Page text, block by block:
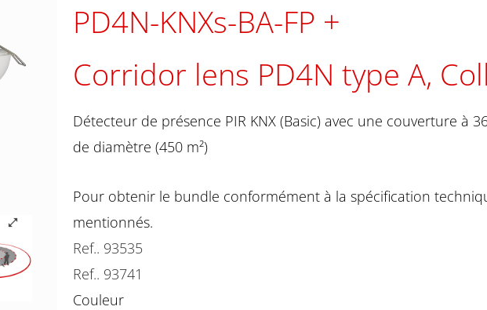
PD4N-KNXs-BA-FP
Corridor lens PD4N type A,
Détecteur de présence PIR KNX (Basic) avec une couverture à
de diamètre (450 m²)
Pour obtenir le bundle conformément à la spécification
mentionnés.
Ref.. 93535
Ref.. 93741
Couleur